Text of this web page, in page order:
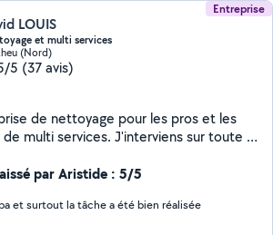
Entreprise
LOUIS
et multi services
(Nord)
5 (37 avis)
de nettoyage pour les pros et les
multi services. J'interviens sur toute la
de mes clients Ainsi que l entretien
par Aristide : 5/5
et surtout la tâche a été bien réalisée